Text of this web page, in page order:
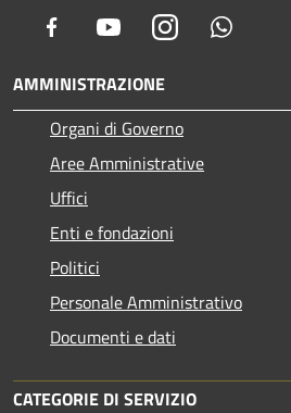
Facebook YoutubeInstagram
AMMINISTRAZIONE
Organi di Governo
Aree Amministrative
Uffici
Enti e fondazioni
Politici
Personale Amministrativo
Documenti e dati
CATEGORIE DI SERVIZIO